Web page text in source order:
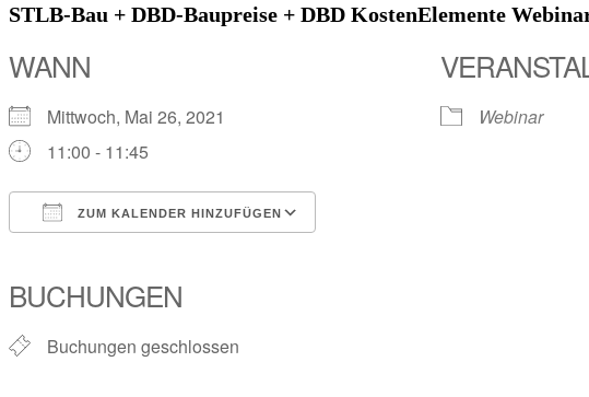
STLB-Bau + DBD-Baupreise + DBD KostenElemente
WANN
Mittwoch, Mai 26, 2021
11:00 - 11:45
ZUM KALENDER HINZUFÜGEN
BUCHUNGEN
Buchungen geschlossen
Webinar